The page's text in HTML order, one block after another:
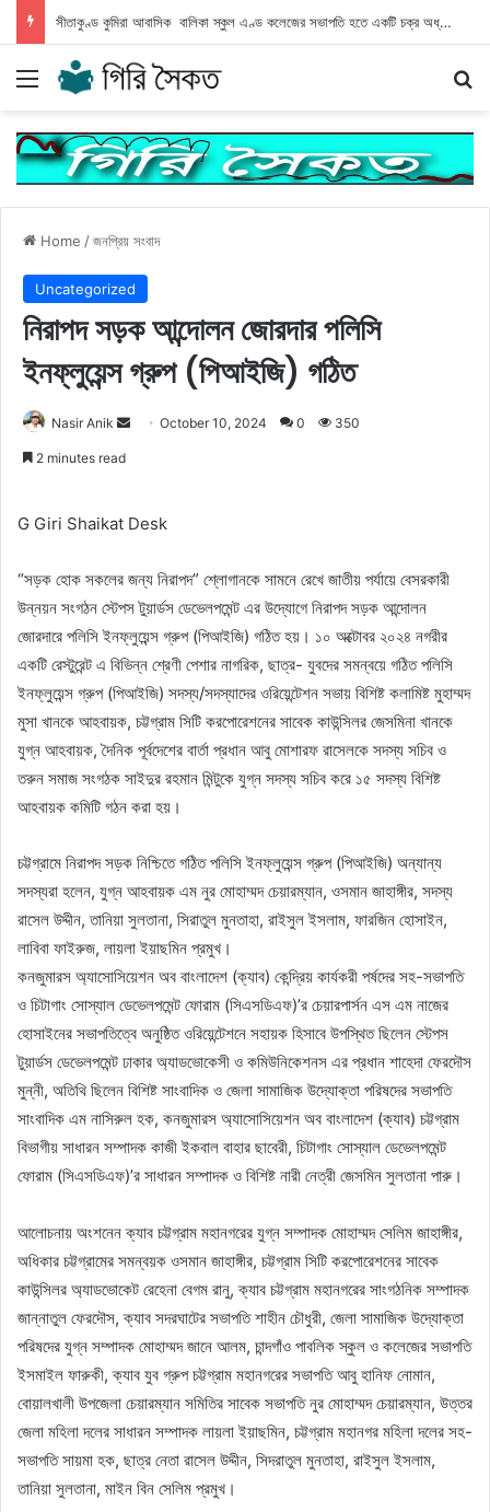
সীতাকুণ্ড কুমিরা আবাসিক বালিকা স্কুল এণ্ড কলেজের সভাপতি হতে একটি চক্র অধ্যক্ষের বিরুদ্ধে অপপ্রচার
Menu
Home /জনপ্রিয় সংবাদ
Uncategorized
নিরাপদ সড়ক আন্দোলন জোরদার পলিসি
ইনফ্লুয়েন্স গ্রুপ (পিআইজি) গঠিত
Nasir Anik
SendOctober 10, 2024 0 350
2 minutes read
G Giri Shaikat Desk
“সড়ক হোক সকলের জন্য নিরাপদ” শ্লোগানকে সামনে রেখে জাতীয় পর্যায়ে বেসরকারী
উন্নয়ন সংগঠন স্টেপস টুয়ার্ডস ডেভেলপমেন্ট এর উদ্যোগে নিরাপদ সড়ক আন্দোলন
জোরদারে পলিসি ইনফ্লুয়েন্স গ্রুপ (পিআইজি) গঠিত হয়। ১০ অক্টোবর ২০২৪ নগরীর
একটি রেস্টুরেন্ট এ বিভিন্ন শ্রেণী পেশার নাগরিক, ছাত্র- যুবদের সমন্বয়ে গঠিত পলিসি
ইনফ্লুয়েন্স গ্রুপ (পিআইজি) সদস্য/সদস্যাদের ওরিয়েন্টেশন সভায় বিশিষ্ট কলামিষ্ট মুহাম্মদ
মুসা খানকে আহবায়ক, চট্টগ্রাম সিটি করপোরেশনের সাবেক কাউন্সিলর জেসমিনা খানকে
যুগ্ন আহবায়ক, দৈনিক পূর্বদেশের বার্তা প্রধান আবু মোশারফ রাসেলকে সদস্য সচিব ও
তরুন সমাজ সংগঠক সাইদুর রহমান মিন্টুকে যুগ্ন সদস্য সচিব করে ১৫ সদস্য বিশিষ্ট
আহবায়ক কমিটি গঠন করা হয়।
চট্টগ্রামে নিরাপদ সড়ক নিশ্চিতে গঠিত পলিসি ইনফ্লুয়েন্স গ্রুপ (পিআইজি) অন্যান্য
সদস্যরা হলেন, যুগ্ন আহবায়ক এম নুর মোহাম্মদ চেয়ারম্যান, ওসমান জাহাঙ্গীর, সদস্য
রাসেল উদ্দীন, তানিয়া সুলতানা, সিরাতুল মুনতাহা, রাইসুল ইসলাম, ফারজিন হোসাইন,
লাবিবা ফাইরুজ, লায়লা ইয়াছমিন প্রমুখ।
কনজুমারস অ্যাসোসিয়েশন অব বাংলাদেশ (ক্যাব) কেন্দ্রিয় কার্যকরী পর্ষদের সহ-সভাপতি
ও চিটাগাং সোস্যাল ডেভেলপমেন্ট ফোরাম (সিএসডিএফ)’র চেয়ারপার্সন এস এম নাজের
হোসাইনের সভাপতিত্বে অনুষ্ঠিত ওরিয়েন্টেশনে সহায়ক হিসাবে উপস্থিত ছিলেন স্টেপস
টুয়ার্ডস ডেভেলপমেন্ট ঢাকার অ্যাডভোকেসী ও কমিউনিকেশনস এর প্রধান শাহেদা ফেরদৌস
মুন্নী, অতিথি ছিলেন বিশিষ্ট সাংবাদিক ও জেলা সামাজিক উদ্যোক্তা পরিষদের সভাপতি
সাংবাদিক এম নাসিরুল হক, কনজুমারস অ্যাসোসিয়েশন অব বাংলাদেশ (ক্যাব) চট্টগ্রাম
বিভাগীয় সাধারন সম্পাদক কাজী ইকবাল বাহার ছাবেরী, চিটাগাং সোস্যাল ডেভেলপমেন্ট
ফোরাম (সিএসডিএফ)’র সাধারন সম্পাদক ও বিশিষ্ট নারী নেত্রী জেসমিন সুলতানা পারু।
আলোচনায় অংশনেন ক্যাব চট্টগ্রাম মহানগরের যুগ্ন সম্পাদক মোহাম্মদ সেলিম জাহাঙ্গীর,
অধিকার চট্টগ্রামের সমন্বয়ক ওসমান জাহাঙ্গীর, চট্টগ্রাম সিটি করপোরেশনের সাবেক
কাউন্সিলর অ্যাডভোকেট রেহেনা বেগম রানু, ক্যাব চট্টগ্রাম মহানগরের সাংগঠনিক সম্পাদক
জান্নাতুল ফেরদৌস, ক্যাব সদরঘাটের সভাপতি শাহীন চৌধুরী, জেলা সামাজিক উদ্যোক্তা
পরিষদের যুগ্ন সম্পাদক মোহাম্মদ জানে আলম, চান্দগাঁও পাবলিক স্কুল ও কলেজের সভাপতি
ইসমাইল ফারুকী, ক্যাব যুব গ্রুপ চট্টগ্রাম মহানগরের সভাপতি আবু হানিফ নোমান,
বোয়ালখালী উপজেলা চেয়ারম্যান সমিতির সাবেক সভাপতি নুর মোহাম্মদ চেয়ারম্যান, উত্তর
জেলা মহিলা দলের সাধারন সম্পাদক লায়লা ইয়াছমিন, চট্টগ্রাম মহানগর মহিলা দলের সহ-
সভাপতি সায়মা হক, ছাত্র নেতা রাসেল উদ্দীন, সিদরাতুল মুনতাহা, রাইসুল ইসলাম,
তানিয়া সুলতানা, মাইন বিন সেলিম প্রমুখ।